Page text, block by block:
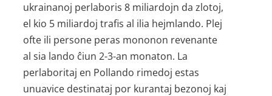
ukrainanoj perlaboris 8 miliardojn da zlotoj,
el kio 5 miliardoj trafis al ilia hejmlando. Plej
ofte ili persone peras mononon revenante
al sia lando ĉiun 2-3-an monaton. La
perlaboritaj en Pollando rimedoj estas
unuavice destinataj por kurantaj bezonoj kaj